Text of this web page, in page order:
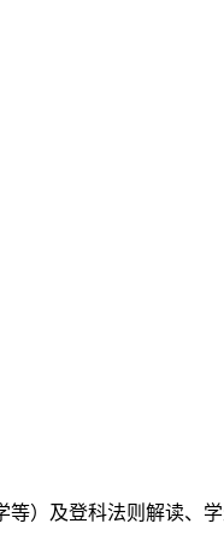
）及登科法则解读、